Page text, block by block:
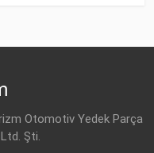
Otomotiv Yedek Parça
Şti.